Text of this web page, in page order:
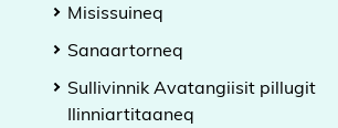
Misissuineq
Sanaartorneq
Sullivinnik Avatangiisit pillugit
Ilinniartitaaneq